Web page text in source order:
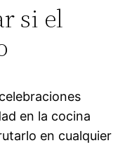
si el
en la cocina
en cualquier